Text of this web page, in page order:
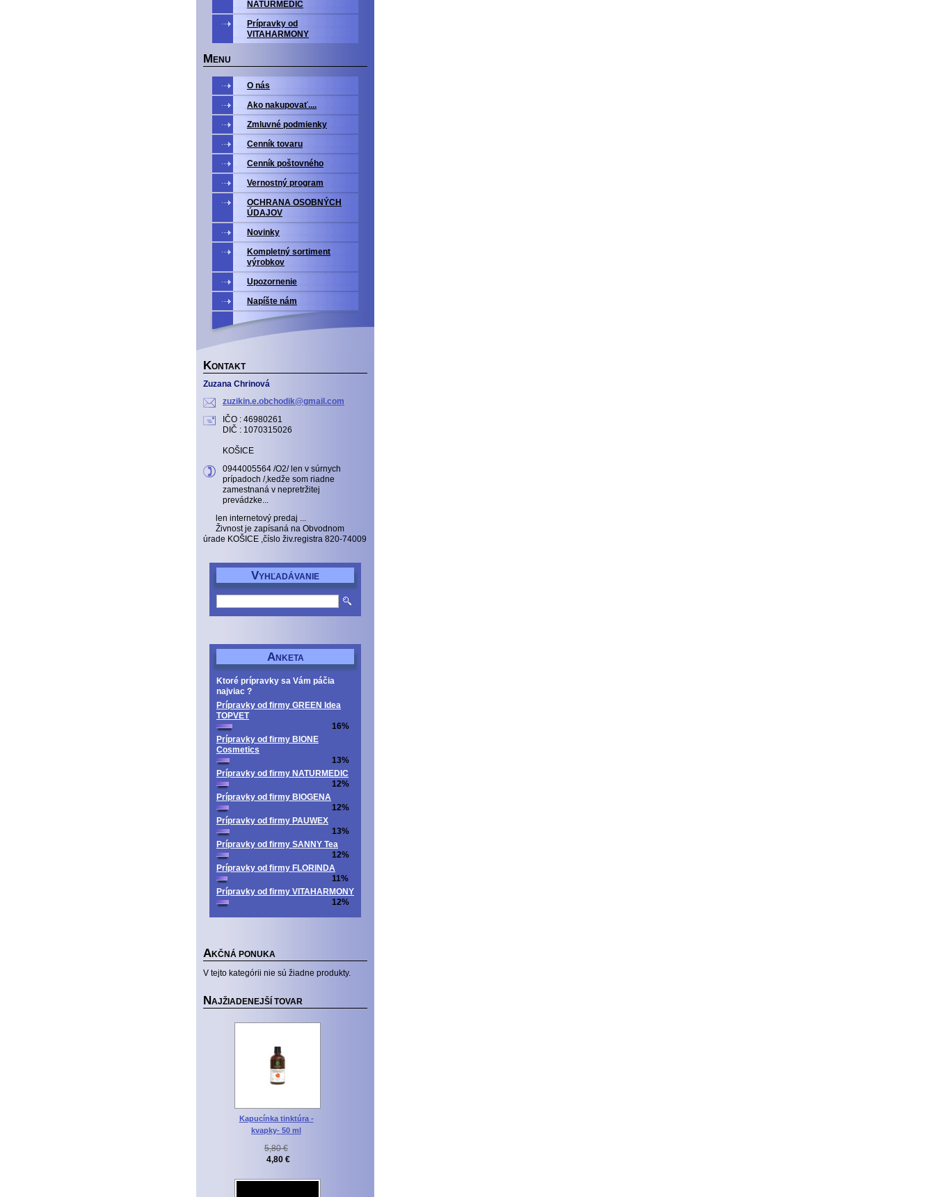
NATURMEDIC
Prípravky od
VITAHARMONY
M ENU
O nás
Ako nakupovať....
Zmluvné podmienky
Cenník tovaru
Cenník poštovného
Vernostný program
OCHRANA OSOBNÝCH
ÚDAJOV
Novinky
Kompletný sortiment
výrobkov
Upozornenie
Napíšte nám
KONTAKT
Zuzana Chrinová
zuzikin.e.obchod ik@gmail .com
IČO : 46980261
DIČ : 1070315026
KOŠICE
0944005564 /O2/ len v súrnych
prípadoch /,kedže som riadne
zamestnaná v nepretržitej
prevádzke...
len internetový predaj ...
Živnost je zapísaná na Obvodnom
úrade KOŠICE ,číslo živ.registra 820-74009
VYHĽADÁVANIE
ANKETA
Ktoré prípravky sa Vám páčia
najviac ?
Prípravky od firmy GREEN Idea
TOPVET
16%
Prípravky od firmy BIONE
Cosmetics
13%
Prípravky od firmy NATURMEDIC
12%
Prípravky od firmy BIOGENA
12%
Prípravky od firmy PAUWEX
13%
Prípravky od firmy SANNY Tea
12%
Prípravky od firmy FLORINDA
11%
Prípravky od firmy VITAHARMONY
12%
AKČNÁ PONUKA
V tejto kategórii nie sú žiadne produkty.
NAJŽIADENEJŠÍ TOVAR
Kapucínka tinktúra -
kvapky- 50 ml
5,80 €
4,80 €